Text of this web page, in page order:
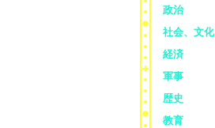
政治
社会、文化
経済
軍事
歴史
教育